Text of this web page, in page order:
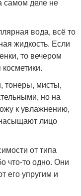
вода, всё то
жидкость. Если
то вечером
тонеры, мисты,
но на
к увлажнению,
лицо
от типа
что-то одно. Они
его упругим и